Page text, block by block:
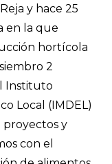
y hace 25
en la que
hortícola
2
Instituto
Local (IMDEL)
proyectos y
con el